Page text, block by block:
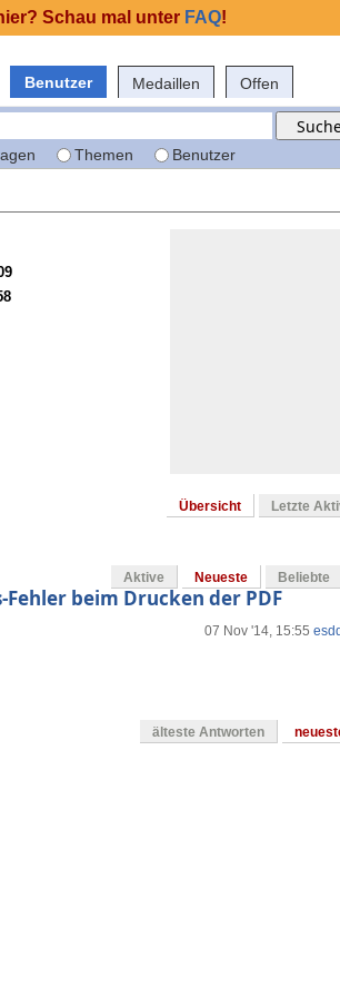
Benutzer Medaillen Offen
Themen Benutzer
Übersicht Letzte
Aktive Neueste Beliebte
beim Drucken der PDF
07 Nov '14, 15:55 esdd
älteste Antworten
Schau mal unter FAQ!